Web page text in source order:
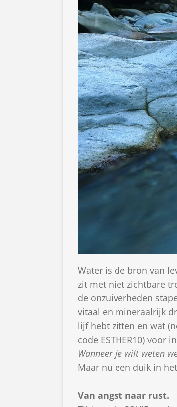
Water is de bron van
zit met niet zichtbare
de onzuiverheden
vitaal en mineraalrijk
lijf hebt zitten en wat
code ESTHER10) voor
Wanneer je wilt weten
Maar nu een duik in
Van angst naar rust.